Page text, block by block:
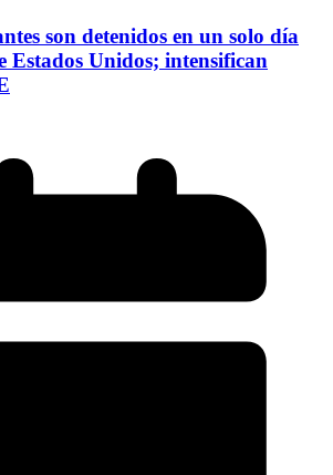
son detenidos en un solo día
Estados Unidos; intensifican